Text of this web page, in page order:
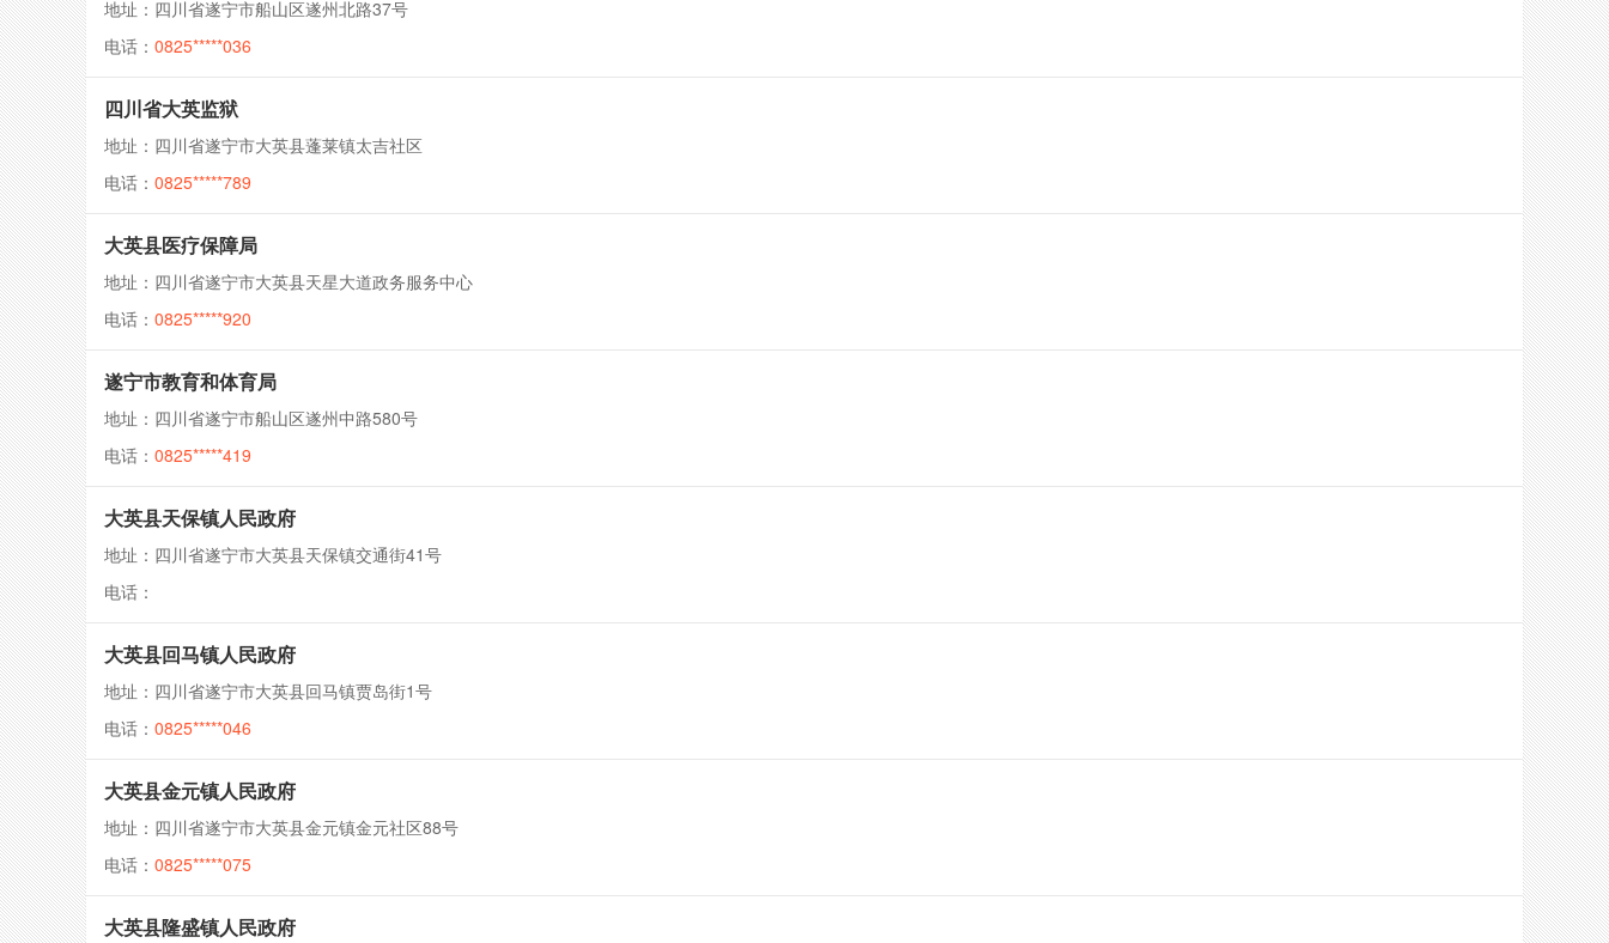
地址：四川省遂宁市船山区遂州北路37号
电话： 0825*****036
四川省大英监狱
地址：四川省遂宁市大英县蓬莱镇太吉社区
电话： 0825*****789
大英县医疗保障局
地址：四川省遂宁市大英县天星大道政务服务中心
电话： 0825*****920
遂宁市教育和体育局
地址：四川省遂宁市船山区遂州中路580号
电话： 0825*****419
大英县天保镇人民政府
地址：四川省遂宁市大英县天保镇交通街41号
电话：
大英县回马镇人民政府
地址：四川省遂宁市大英县回马镇贾岛街1号
电话： 0825*****046
大英县金元镇人民政府
地址：四川省遂宁市大英县金元镇金元社区88号
电话： 0825*****075
大英县隆盛镇人民政府